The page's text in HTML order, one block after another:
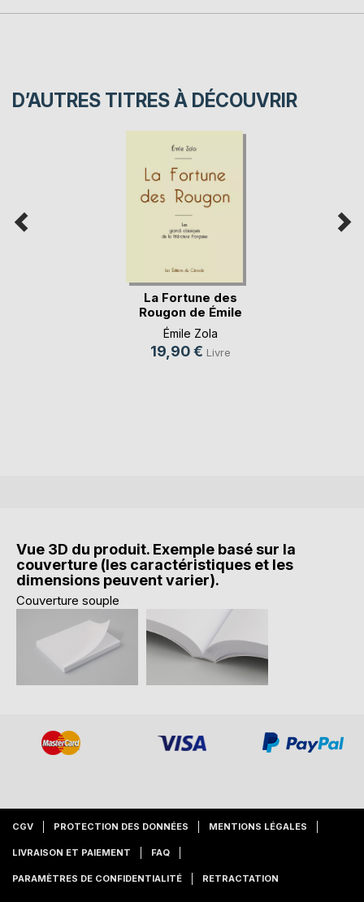
D’AUTRES TITRES À DÉCOUVRIR
La Fortune des
Rougon de Émile
Zol(...)
Émile Zola
19,90 € Livre
Vue 3D du produit. Exemple basé sur la
couverture (les caractéristiques et les
dimensions peuvent varier).
Couverture souple
CGV PROTECTION DES DONNÉES MENTIONS LÉGALES
LIVRAISON ET PAIEMENT FAQ
PARAMÈTRES DE CONFIDENTIALITÉ RETRACTATION